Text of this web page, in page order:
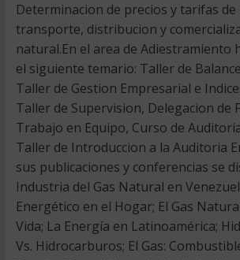
Determinacion de precios y tarifas de
transporte, distribucion y
natural.En el area de Adiestramiento
el siguiente temario: Taller de
Taller de Gestion Empresarial e
Taller de Supervision, Delegacion de
Trabajo en Equipo, Curso de
Taller de Introduccion a la Auditoria
sus publicaciones y conferencias se
Industria del Gas Natural en
Energético en el Hogar; El Gas
Vida; La Energía en Latinoamérica;
Vs. Hidrocarburos; El Gas: